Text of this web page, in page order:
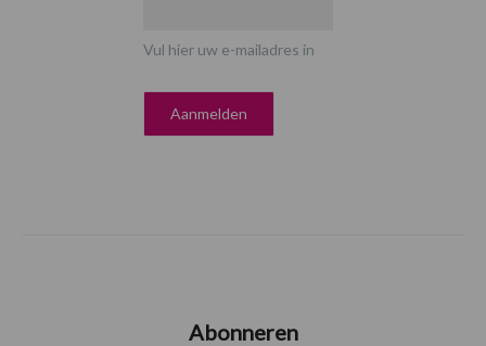
Vul hier uw e-mailadres in
Abonneren